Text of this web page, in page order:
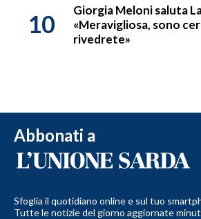
10
Giorgia Meloni saluta
«Meravigliosa, sono
rivedrete»
Abbonati a
Sfoglia il quotidiano online e sul tuo
Tutte le notizie del giorno aggiornate